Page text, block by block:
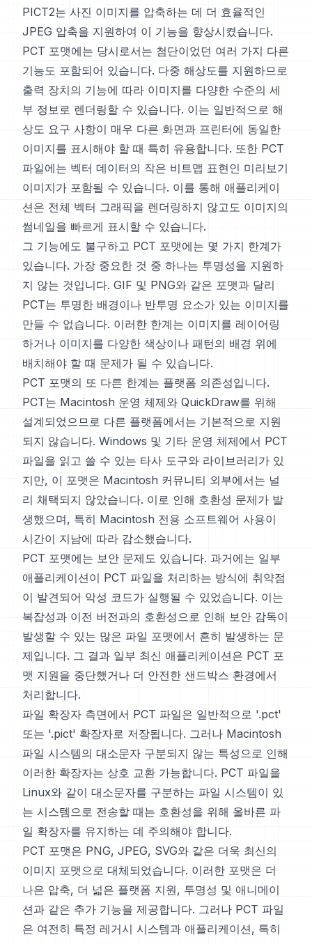
PICT2는 사진 이미지를 압축하는 데 더 효율적인
JPEG 압축을 지원하여 이 기능을 향상시켰습니다.
PCT 포맷에는 당시로서는 첨단이었던 여러 가지 다른
기능도 포함되어 있습니다. 다중 해상도를 지원하므로
출력 장치의 기능에 따라 이미지를 다양한 수준의 세
부 정보로 렌더링할 수 있습니다. 이는 일반적으로 해
상도 요구 사항이 매우 다른 화면과 프린터에 동일한
이미지를 표시해야 할 때 특히 유용합니다. 또한 PCT
파일에는 벡터 데이터의 작은 비트맵 표현인 미리보기
이미지가 포함될 수 있습니다. 이를 통해 애플리케이
션은 전체 벡터 그래픽을 렌더링하지 않고도 이미지의
썸네일을 빠르게 표시할 수 있습니다.
그 기능에도 불구하고 PCT 포맷에는 몇 가지 한계가
있습니다. 가장 중요한 것 중 하나는 투명성을 지원하
지 않는 것입니다. GIF 및 PNG와 같은 포맷과 달리
PCT는 투명한 배경이나 반투명 요소가 있는 이미지를
만들 수 없습니다. 이러한 한계는 이미지를 레이어링
하거나 이미지를 다양한 색상이나 패턴의 배경 위에
배치해야 할 때 문제가 될 수 있습니다.
PCT 포맷의 또 다른 한계는 플랫폼 의존성입니다.
PCT는 Macintosh 운영 체제와 QuickDraw를 위해
설계되었으므로 다른 플랫폼에서는 기본적으로 지원
되지 않습니다. Windows 및 기타 운영 체제에서 PCT
파일을 읽고 쓸 수 있는 타사 도구와 라이브러리가 있
지만, 이 포맷은 Macintosh 커뮤니티 외부에서는 널
리 채택되지 않았습니다. 이로 인해 호환성 문제가 발
생했으며, 특히 Macintosh 전용 소프트웨어 사용이
시간이 지남에 따라 감소했습니다.
PCT 포맷에는 보안 문제도 있습니다. 과거에는 일부
애플리케이션이 PCT 파일을 처리하는 방식에 취약점
이 발견되어 악성 코드가 실행될 수 있었습니다. 이는
복잡성과 이전 버전과의 호환성으로 인해 보안 감독이
발생할 수 있는 많은 파일 포맷에서 흔히 발생하는 문
제입니다. 그 결과 일부 최신 애플리케이션은 PCT 포
맷 지원을 중단했거나 더 안전한 샌드박스 환경에서
처리합니다.
파일 확장자 측면에서 PCT 파일은 일반적으로 '.pct'
또는 '.pict' 확장자로 저장됩니다. 그러나 Macintosh
파일 시스템의 대소문자 구분되지 않는 특성으로 인해
이러한 확장자는 상호 교환 가능합니다. PCT 파일을
Linux와 같이 대소문자를 구분하는 파일 시스템이 있
는 시스템으로 전송할 때는 호환성을 위해 올바른 파
일 확장자를 유지하는 데 주의해야 합니다.
PCT 포맷은 PNG, JPEG, SVG와 같은 더욱 최신의
이미지 포맷으로 대체되었습니다. 이러한 포맷은 더
나은 압축, 더 넓은 플랫폼 지원, 투명성 및 애니메이
션과 같은 추가 기능을 제공합니다. 그러나 PCT 파일
은 여전히 특정 레거시 시스템과 애플리케이션, 특히